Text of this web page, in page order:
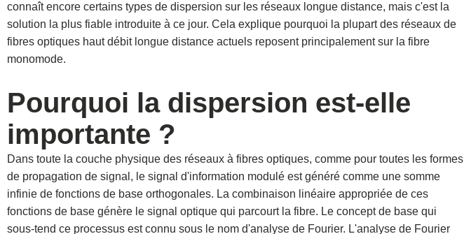
connaît encore certains types de dispersion sur les réseaux longue distance, mais c'est la
solution la plus fiable introduite à ce jour. Cela explique pourquoi la plupart des réseaux de
fibres optiques haut débit longue distance actuels reposent principalement sur la fibre
monomode.
Pourquoi la dispersion est-elle
importante ?
Dans toute la couche physique des réseaux à fibres optiques, comme pour toutes les formes
de propagation de signal, le signal d'information modulé est généré comme une somme
infinie de fonctions de base orthogonales. La combinaison linéaire appropriée de ces
fonctions de base génère le signal optique qui parcourt la fibre. Le concept de base qui
sous-tend ce processus est connu sous le nom d'analyse de Fourier. L'analyse de Fourier